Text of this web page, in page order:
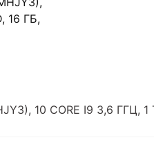
10 CORE I9 3,6 ГГЦ,